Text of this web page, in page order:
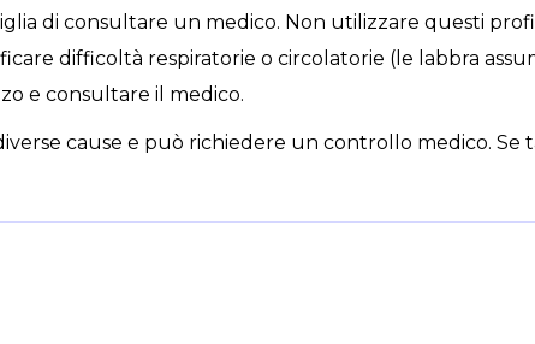
di consultare un medico. Non utilizzare questi
difficoltà respiratorie o circolatorie (le labbra
e consultare il medico.
cause e può richiedere un controllo medico. Se